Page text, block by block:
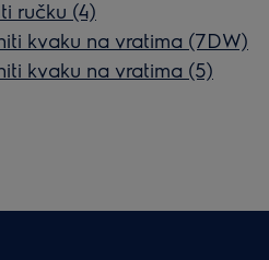
ručku (4)
kvaku na vratima (7DW)
kvaku na vratima (5)